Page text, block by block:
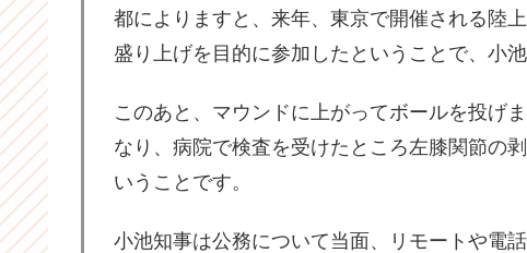
都によりますと、来年、東京で開催される陸
盛り上げを目的に参加したということで、小
このあと、マウンドに上がってボールを投げ
なり、病院で検査を受けたところ左膝関節の
いうことです。
小池知事は公務について当面、リモートや電